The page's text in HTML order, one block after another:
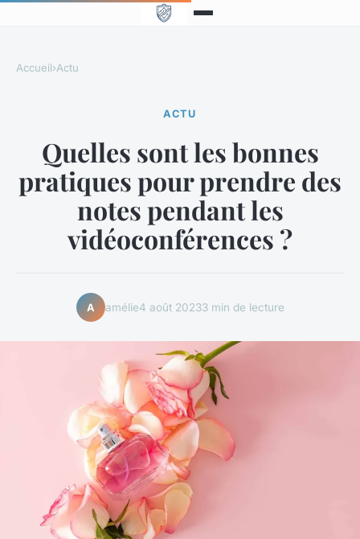
Accueil›Actu
ACTU
Quelles sont les bonnes
pratiques pour prendre des
notes pendant les
vidéoconférences ?
A amélie4 août 20233 min de lecture